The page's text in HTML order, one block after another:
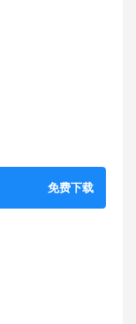
免费下载